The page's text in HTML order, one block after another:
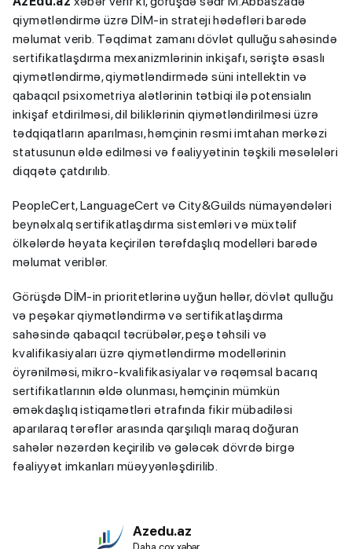
qiymətləndirmə üzrə DİM-in strateji hədəfləri barədə
məlumat verib. Təqdimat zamanı dövlət qulluğu sahəsində
sertifikatlaşdırma mexanizmlərinin inkişafı, səriştə əsaslı
qiymətləndirmə, qiymətləndirmədə süni intellektin və
qabaqcıl psixometriya alətlərinin tətbiqi ilə potensialın
inkişaf etdirilməsi, dil biliklərinin qiymətləndirilməsi üzrə
tədqiqatların aparılması, həmçinin rəsmi imtahan mərkəzi
statusunun əldə edilməsi və fəaliyyətinin təşkili məsələləri
diqqətə çatdırılıb.
PeopleCert, LanguageCert və City&Guilds nümayəndələri
beynəlxalq sertifikatlaşdırma sistemləri və müxtəlif
ölkələrdə həyata keçirilən tərəfdaşlıq modelləri barədə
məlumat veriblər.
Görüşdə DİM-in prioritetlərinə uyğun həllər, dövlət qulluğu
və peşəkar qiymətləndirmə və sertifikatlaşdırma
sahəsində qabaqcıl təcrübələr, peşə təhsili və
kvalifikasiyaları üzrə qiymətləndirmə modellərinin
öyrənilməsi, mikro-kvalifikasiyalar və rəqəmsal bacarıq
sertifikatlarının əldə olunması, həmçinin mümkün
əməkdaşlıq istiqamətləri ətrafında fikir mübadiləsi
aparılaraq tərəflər arasında qarşılıqlı maraq doğuran
sahələr nəzərdən keçirilib və gələcək dövrdə birgə
fəaliyyət imkanları müəyyənləşdirilib.
Azedu.az
Daha çox xəbər